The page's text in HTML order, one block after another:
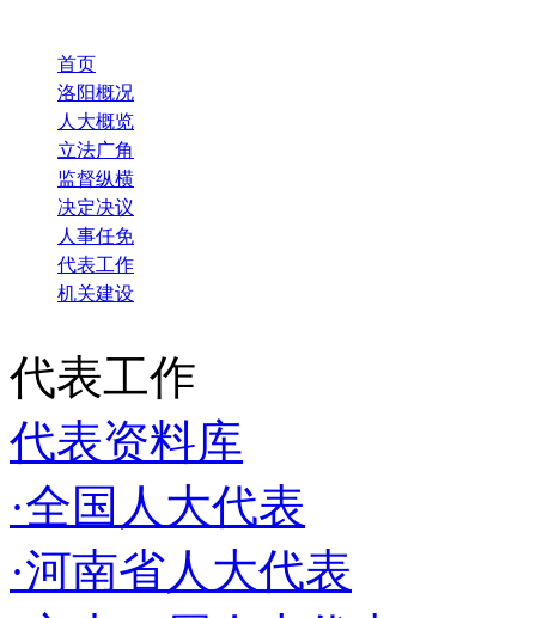
首页
洛阳概况
人大概览
立法广角
监督纵横
决定决议
人事任免
代表工作
机关建设
代表工作
代表资料库
·全国人大代表
·河南省人大代表